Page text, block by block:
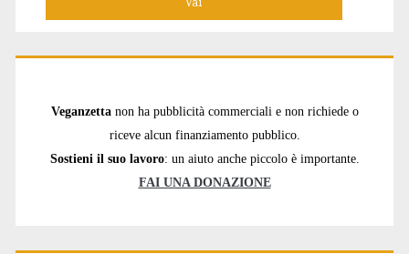
Veganzetta non ha pubblicità commerciali e non richiede o
riceve alcun finanziamento pubblico.
Sostieni il suo lavoro: un aiuto anche piccolo è importante.
FAI UNA DONAZIONE